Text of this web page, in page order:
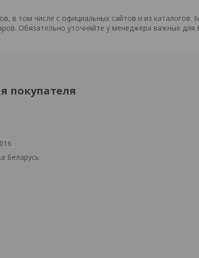
в том числе с официальных сайтов и из каталогов.
Обязательно уточняйте у менеджера важные для
покупателя
Беларусь